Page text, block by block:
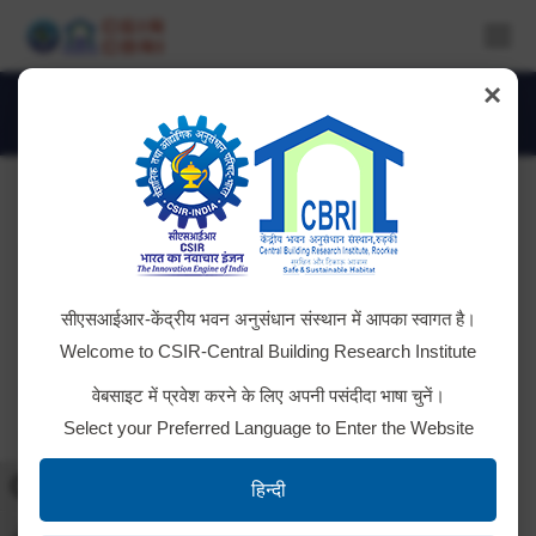
IMG_4245
You are here:
×
सीएसआईआर-केंद्रीय भवन अनुसंधान संस्थान में आपका स्वागत है।
Welcome to CSIR-Central Building Research Institute
वेबसाइट में प्रवेश करने के लिए अपनी पसंदीदा भाषा चुनें।
Select your Preferred Language to Enter the Website
हिन्दी